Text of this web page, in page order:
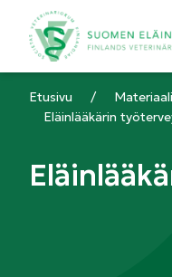
Etusivu /
Eläinlääkärin